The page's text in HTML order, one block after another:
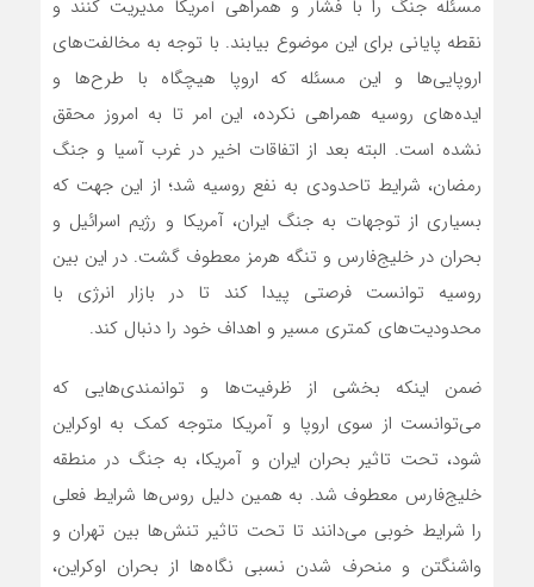
مسئله جنگ را با فشار و همراهی آمریکا مدیریت کنند و
نقطه پایانی برای این موضوع بیابند. با توجه به مخالفت‌های
اروپایی‌ها و این مسئله که اروپا هیچگاه با طرح‌ها و
ایده‌های روسیه همراهی نکرده، این امر تا به امروز محقق
نشده است. البته بعد از اتفاقات اخیر در غرب آسیا و جنگ
رمضان، شرایط تاحدودی به نفع روسیه شد؛ از این جهت که
بسیاری از توجهات به جنگ ایران، آمریکا و رژیم اسرائیل و
بحران در خلیج‌فارس و تنگه هرمز معطوف گشت. در این بین
روسیه توانست فرصتی پیدا کند تا در بازار انرژی با
محدودیت‌های کمتری مسیر و اهداف خود را دنبال کند.
ضمن اینکه بخشی از ظرفیت‌ها و توانمندی‌هایی که
می‌توانست از سوی اروپا و آمریکا متوجه کمک به اوکراین
شود، تحت تاثیر بحران ایران و آمریکا، به جنگ در منطقه
خلیج‌فارس معطوف شد. به همین دلیل روس‌ها شرایط فعلی
را شرایط خوبی می‌دانند تا تحت تاثیر تنش‌ها بین تهران و
واشنگتن و منحرف شدن نسبی نگاه‌ها از بحران اوکراین،